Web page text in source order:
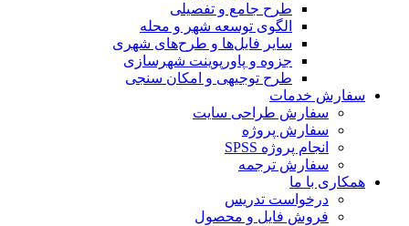
طرح جامع و تفصیلی
الگوی توسعه شهر و محله
سایر فایل‌ها و طرح‌های شهری
جزوه و پاورپوینت شهرسازی
طرح توجیهی و امکان سنجی
سفارش خدمات
سفارش طراحی سایت
سفارش پروژه
انجام پروژه SPSS
سفارش ترجمه
همکاری با ما
درخواست تدریس
فروش فایل و محصول